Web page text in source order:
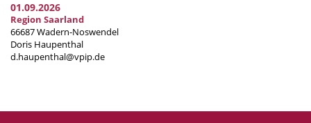
01.09.2026
Region Saarland
66687 Wadern-Noswendel
Doris Haupenthal
d.haupenthal@vpip.de